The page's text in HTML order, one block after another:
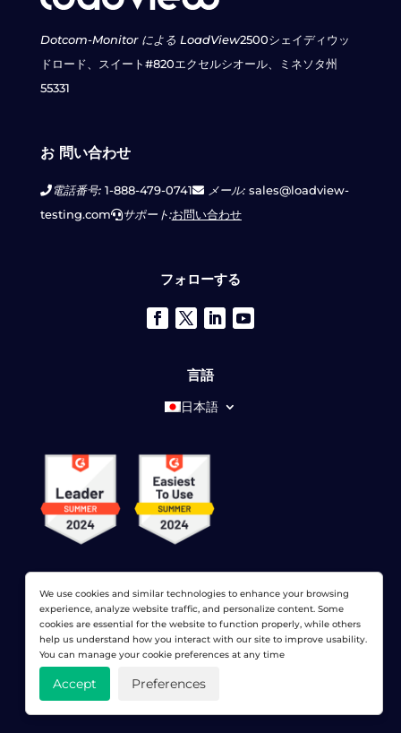
Dotcom-Monitor による LoadView2500シェイディウッ
ドロード、スイート#820エクセルシオール、ミネソタ州
55331
お 問い合わせ
電話番号:1-888-479-0741 メール:sales@loadview-
testing.com
サポート:お問い合わせ
フォローする
言語
日本語
© 2026 ドットコムモニター株式会社 すべての権利が予約さ
れています。 LoadViewは、ドットコムモニター株式会社
プライバシーポリシー|利用規約
We use cookies and similar technologies to enhance your browsing
experience, analyze website traffic, and personalize content. Some
cookies are essential for the website to function properly, while others
help us understand how you interact with our site to improve usability.
You can manage your cookie preferences at any time
Accept Preferences